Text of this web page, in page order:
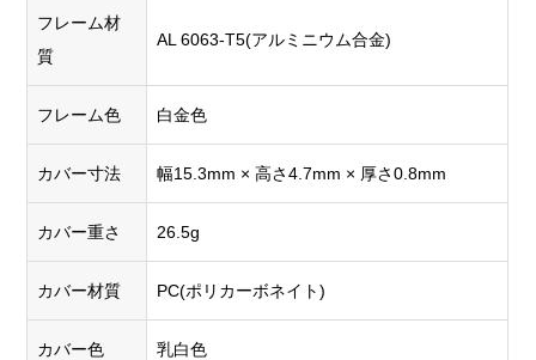
フレーム材
質
AL 6063-T5(アルミニウム合金)
フレーム色 白金色
カバー寸法 幅15.3mm × 高さ4.7mm × 厚さ0.8mm
カバー重さ 26.5g
カバー材質 PC(ポリカーボネイト)
カバー色 乳白色